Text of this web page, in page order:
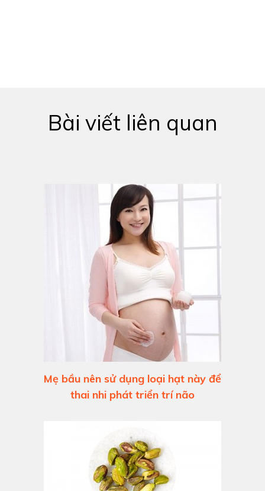
Bài viết liên quan
Mẹ bầu nên sử dụng loại hạt này để
thai nhi phát triển trí não